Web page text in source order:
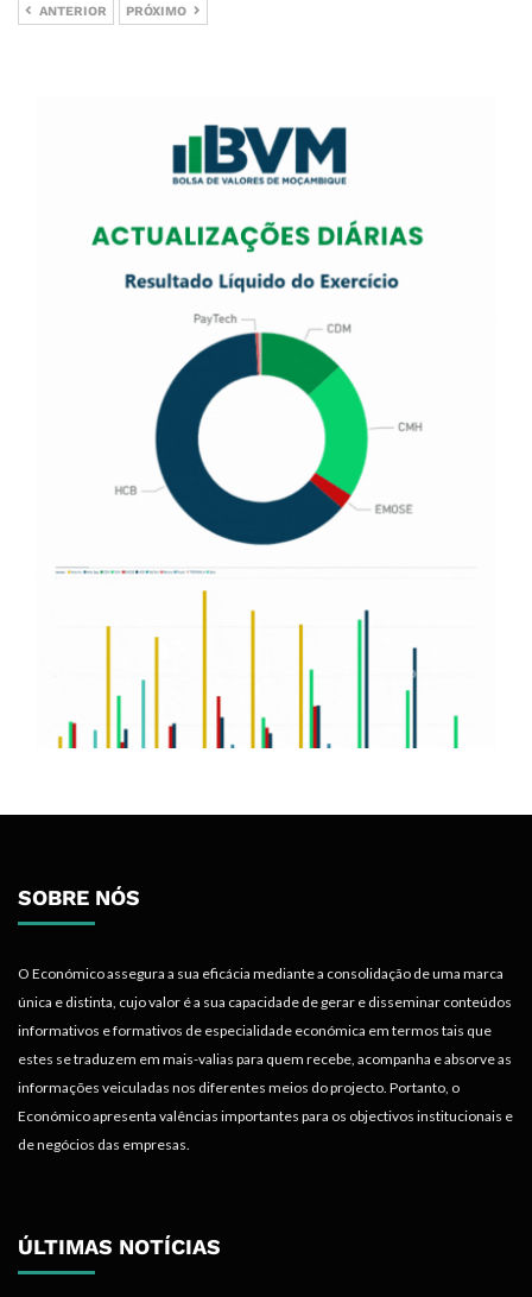
ANTERIOR PRÓXIMO
SOBRE NÓS
O Económico assegura a sua eficácia mediante a consolidação de uma marca
única e distinta, cujo valor é a sua capacidade de gerar e disseminar conteúdos
informativos e formativos de especialidade económica em termos tais que
estes se traduzem em mais-valias para quem recebe, acompanha e absorve as
informações veiculadas nos diferentes meios do projecto. Portanto, o
Económico apresenta valências importantes para os objectivos institucionais e
de negócios das empresas.
ÚLTIMAS NOTÍCIAS